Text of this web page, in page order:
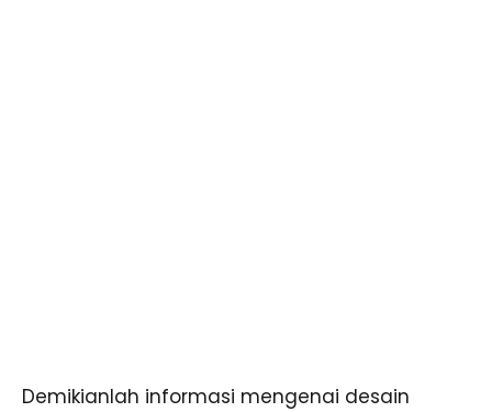
Demikianlah informasi mengenai desain